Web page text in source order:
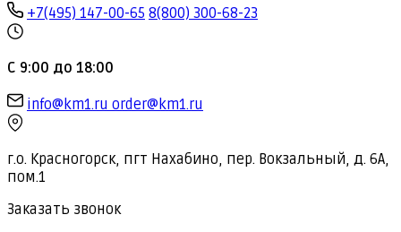
+7(495) 147-00-65 8(800) 300-68-23
С 9:00 до 18:00
info@km1.ru order@km1.ru
г.о. Красногорск, пгт Нахабино, пер. Вокзальный, д. 6А,
пом.1
Заказать звонок